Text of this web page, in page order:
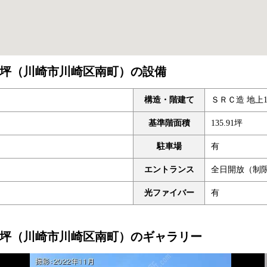
（川崎市川崎区南町）の設備
構造・階建て ＳＲＣ造 地上
基準階面積 135.91坪
駐車場 有
エントランス 全日開放（制
光ファイバー 有
（川崎市川崎区南町）のギャラリー